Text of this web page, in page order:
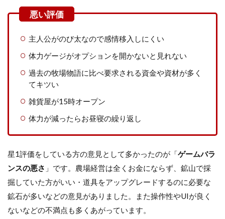
主人公がのび太なので感情移入しにくい
体力ゲージがオプションを開かないと見れない
過去の牧場物語に比べ要求される資金や資材が多く
てキツい
雑貨屋が15時オープン
体力が減ったらお昼寝の繰り返し
星1評価をしている方の意見として多かったのが「ゲームバラ
ンスの悪さ 」です。農場経営は全くお金にならず、鉱山で採
掘していた方がいい・道具をアップグレードするのに必要な
鉱石が多いなどの意見がありました。また操作性やUIが良く
ないなどの不満点も多くあがっています。